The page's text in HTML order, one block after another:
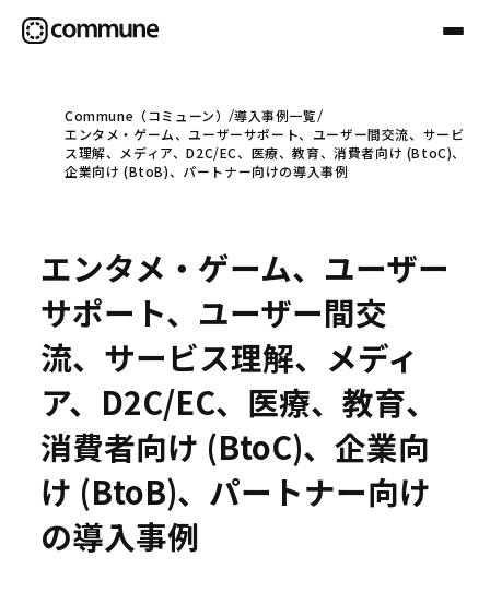
Communeについて
事例
お役立ち情報
Commune（コミューン）
導入事例一覧
エンタメ・ゲーム、ユーザーサポート、ユーザー間交流、サービ
ス理解、メディア、D2C/EC、医療、教育、消費者向け (BtoC)、
企業向け (BtoB)、パートナー向けの導入事例
エンタメ・ゲーム、ユーザー
サポート、ユーザー間交
流、サービス理解、メディ
ア、D2C/EC、医療、教育、
消費者向け (BtoC)、企業向
け (BtoB)、パートナー向け
の導入事例